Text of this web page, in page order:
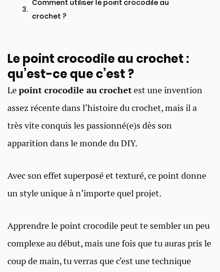
Comment utiliser le point crocodile au
crochet ?
Le point crocodile au crochet :
qu’est-ce que c’est ?
Lepoint crocodile au crochetest une invention
assez récente dans l’histoire du crochet, mais il a
très vite conquis les passionné(e)s dès son
apparition dans le monde du DIY.
Avec son effet superposé et texturé, ce point donne
un style unique à n’importe quel projet.
Apprendre le point crocodile peut te sembler un peu
complexe au début, mais une fois que tu auras pris le
coup de main, tu verras que c’est une technique